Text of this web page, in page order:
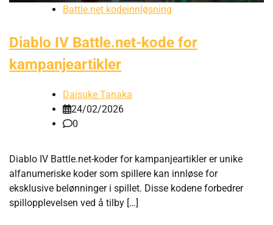
Battle.net kodeinnløsning
Diablo IV Battle.net-kode for
kampanjeartikler
Daisuke Tanaka
24/02/2026
0
Diablo IV Battle.net-koder for kampanjeartikler er unike
alfanumeriske koder som spillere kan innløse for
eksklusive belønninger i spillet. Disse kodene forbedrer
spillopplevelsen ved å tilby […]